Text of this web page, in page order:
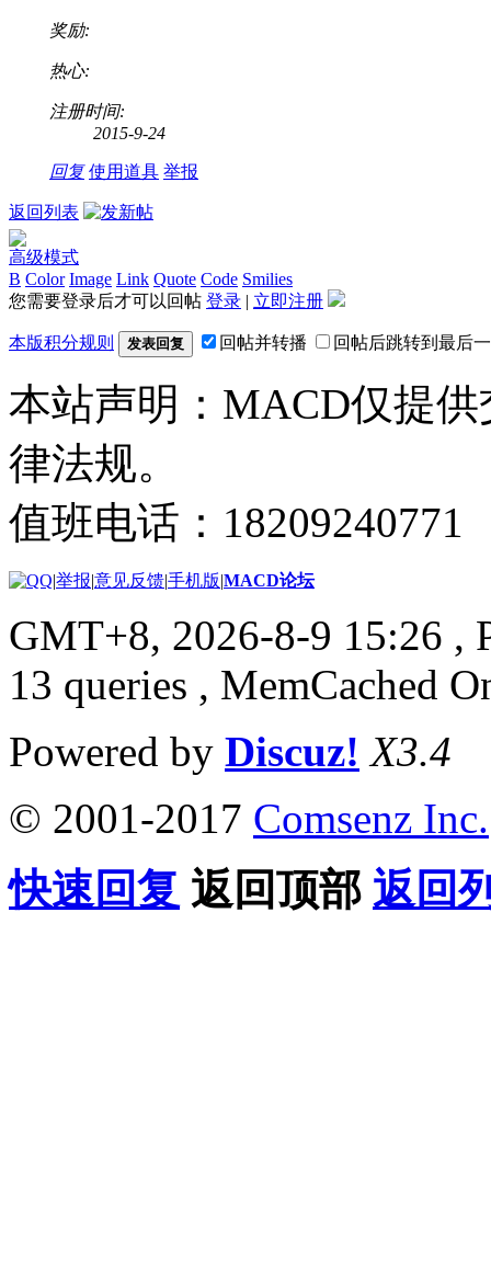
奖励:
热心:
注册时间:
2015-9-24
回复 使用道具 举报
返回列表
高级模式
B Color Image Link Quote Code Smilies
您需要登录后才可以回帖 登录 | 立即注册
本版积分规则 发表回复 回帖并转播 回帖后跳转到最后
本站声明：MACD仅提
律法规。
值班电话：
|举报|意见反馈|手机版|MACD论坛
GMT+8, 2026-8-9 15:26 ,
13 queries , MemCached
Powered by Discuz! X3.4
© 2001-2017 Comsenz Inc.
快速回复 返回顶部 返回